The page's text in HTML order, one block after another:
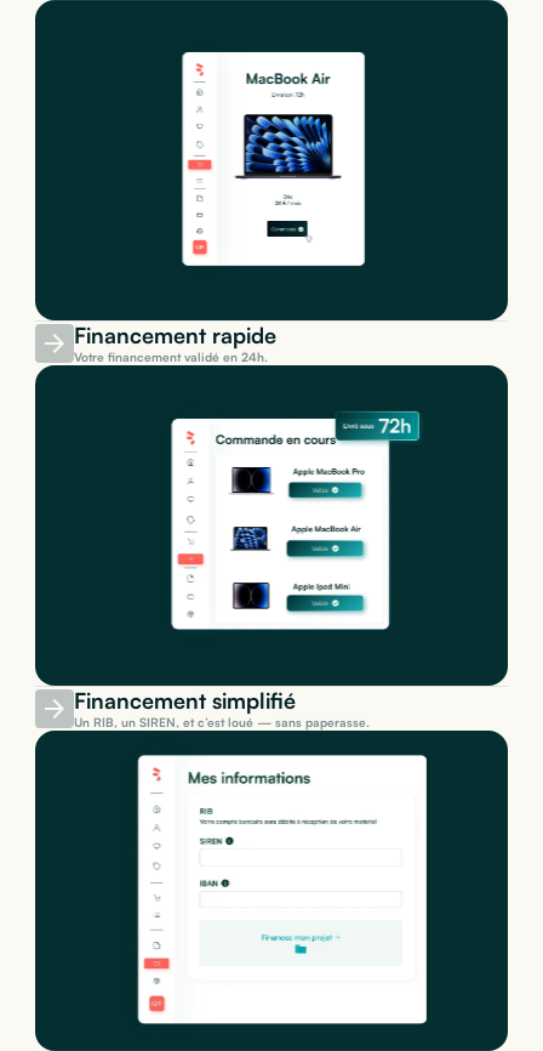
Financement rapide
Votre financement validé en 24h.
Financement simplifié
Un RIB, un SIREN, et c’est loué — sans paperasse.